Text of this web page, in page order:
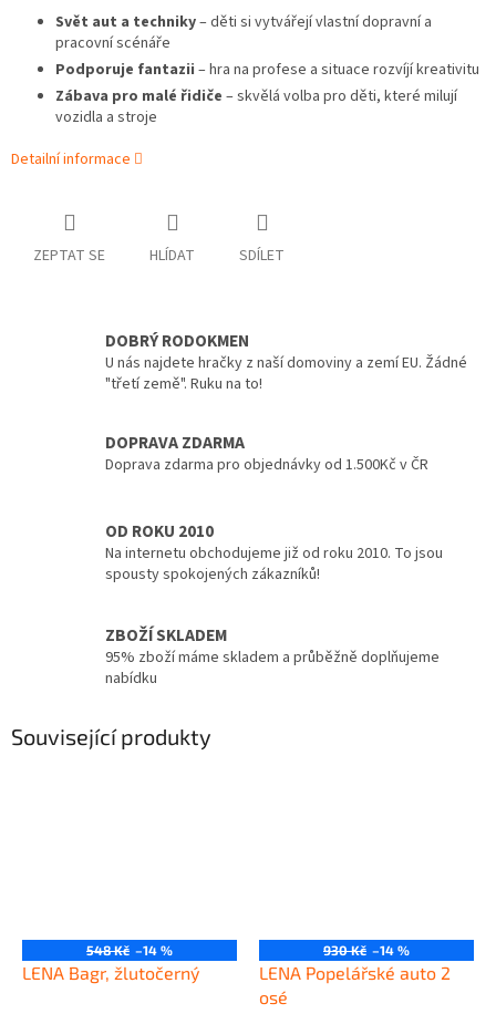
Svět aut a techniky– děti si vytvářejí vlastní dopravní a
pracovní scénáře
Podporuje fantazii – hra na profese a situace rozvíjí kreativitu
Zábava pro malé řidiče – skvělá volba pro děti, které milují
vozidla a stroje
Detailní informace
ZEPTAT SE HLÍDAT SDÍLET
DOBRÝ RODOKMEN
U nás najdete hračky z naší domoviny a zemí EU. Žádné
"třetí země". Ruku na to!
DOPRAVA ZDARMA
Doprava zdarma pro objednávky od 1.500Kč v ČR
OD ROKU 2010
Na internetu obchodujeme již od roku 2010. To jsou
spousty spokojených zákazníků!
ZBOŽÍ SKLADEM
95% zboží máme skladem a průběžně doplňujeme
nabídku
Související produkty
548 Kč –14 %
LENA Bagr, žlutočerný
930 Kč –14 %
LENA Popelářské auto 2
osé